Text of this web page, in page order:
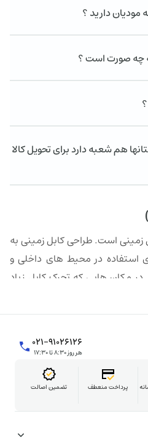
مودیان دارید ؟
صورت است ؟
هم شعبه دارد برای تحویل کالا
زمینی است. طراحی کابل زمینی به
استفاده در محیط های داخلی و
مکان هایی که تحرک کابل زیاد
ی انرژی در زیر خاک، داخل آب،
تاسیسات برقی و جایی که
باشد کاربرد دارد.
۰۲۱-۹۱۰۲۶۱۲۶
هر روز ۸:۳۰ تا ۱۷:۳۰
تضمین اصالت پرداخت منعطف